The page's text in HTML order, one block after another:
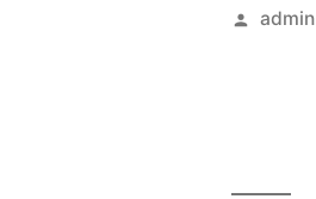
作
admin